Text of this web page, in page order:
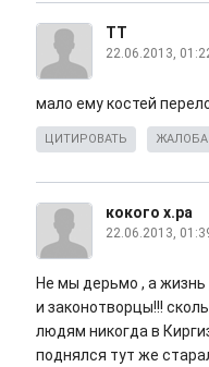
ТТ
22.06.2013,
мало ему костей
ЦИТИРОВАТЬ
кокого х.ра
22.06.2013,
Не мы дерьмо , а жизнь
и законотворцы!!!
людям никогда в
поднялся тут же